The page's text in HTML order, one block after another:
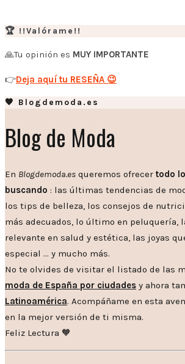
🏆 !!Valórame!!
🙏Tu opinión es MUY IMPORTANTE
👉Deja aquí tu RESEÑA 😉
🧡 Blogdemoda.es
Blog de Moda
En Blogdemoda.es queremos ofrecer todo
buscando : las últimas tendencias de
los tips de belleza, los consejos de
más adecuados, lo último en peluquería,
relevante en salud y estética, las joyas
especial … y mucho más.
No te olvides de visitar el listado de las
moda de España por ciudades y ahora
Latinoamérica. Acompáñame en esta
en la mejor versión de ti misma.
Feliz Lectura 🧡